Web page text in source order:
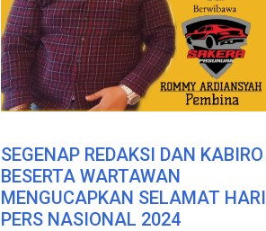
SEGENAP REDAKSI DAN KABIRO
BESERTA WARTAWAN
MENGUCAPKAN SELAMAT HARI
PERS NASIONAL 2024